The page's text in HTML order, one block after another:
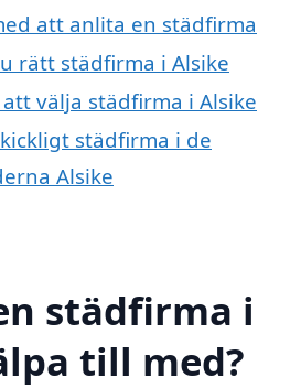
att anlita en städfirma
rätt städfirma i Alsike
välja städfirma i Alsike
städfirma i de
Alsike
städfirma i
till med?